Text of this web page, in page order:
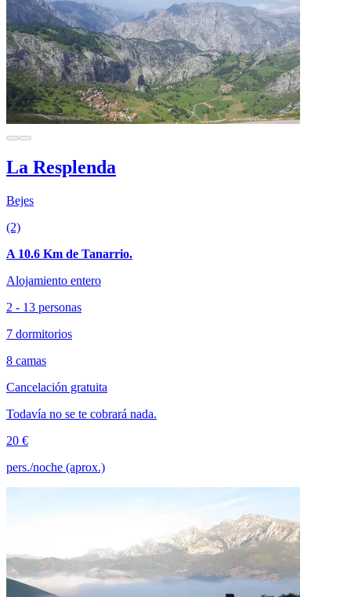
La Resplenda
Bejes
(2)
A 10.6 Km de Tanarrio.
Alojamiento entero
2 - 13 personas
7 dormitorios
8 camas
Cancelación gratuita
Todavía no se te cobrará nada.
20 €
pers./noche (aprox.)